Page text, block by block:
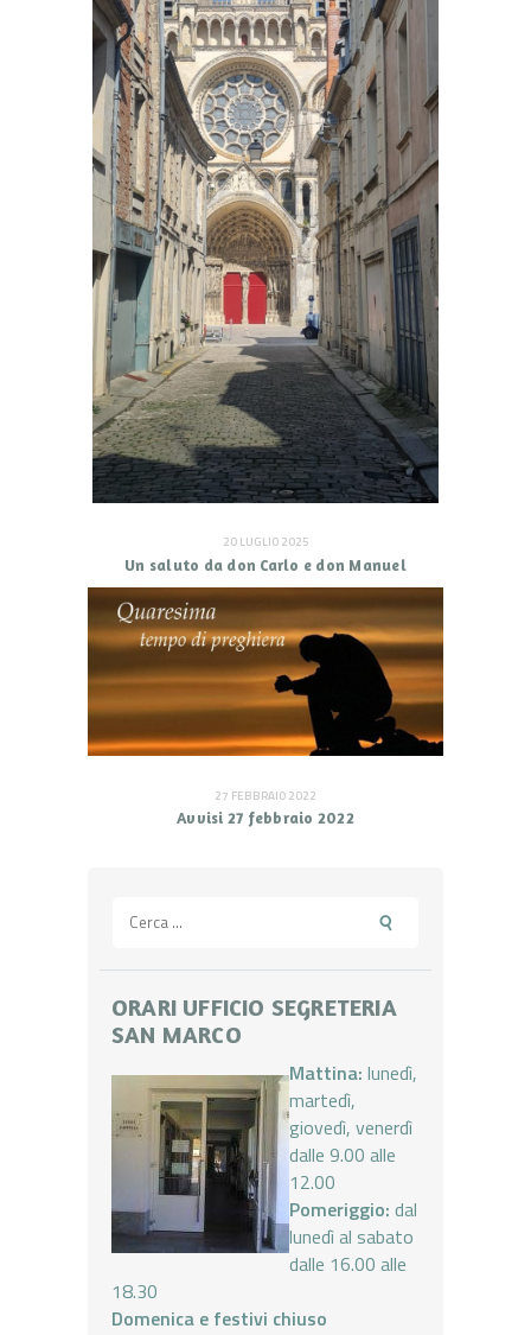
20 LUGLIO 2025
Un saluto da don Carlo e don Manuel
27 FEBBRAIO 2022
Avvisi 27 febbraio 2022
per:
ORARI UFFICIO SEGRETERIA
SAN MARCO
Mattina: lunedì,
martedì,
giovedì, venerdì
dalle 9.00 alle
12.00
Pomeriggio: dal
lunedì al sabato
dalle 16.00 alle
18.30
Domenica e festivi chiuso